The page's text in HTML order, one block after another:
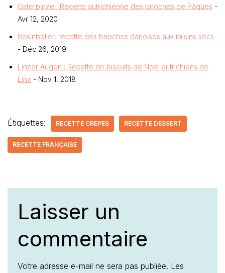
Osterpinze : Recette autrichienne des brioches de Pâques -
Avr 12, 2020
Rosinboller, recette des brioches danoises aux raisins secs
- Déc 26, 2019
Linzer Augen ; Recette de biscuits de Noël autrichiens de
Linz - Nov 1, 2018
Étiquettes: RECETTE CREPES RECETTE DESSERT
RECETTE FRANÇAISE
Laisser un
commentaire
Votre adresse e-mail ne sera pas publiée. Les